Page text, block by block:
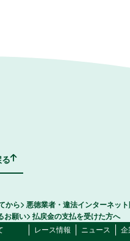
から
悪徳業者・違法インターネッ
お願い
払戻金の支払を受けた方へ
レース情報 ニュース 企